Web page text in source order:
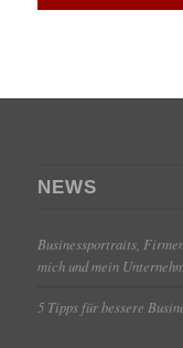
NEWS
Businessportraits,
mich und mein
5 Tipps für bessere